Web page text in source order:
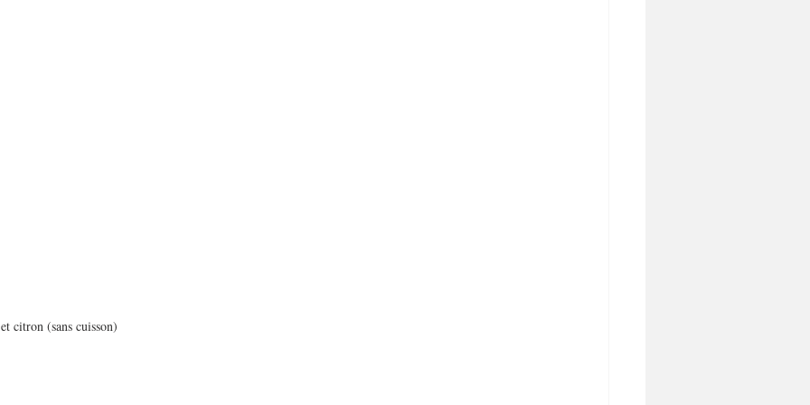
citron (sans cuisson)